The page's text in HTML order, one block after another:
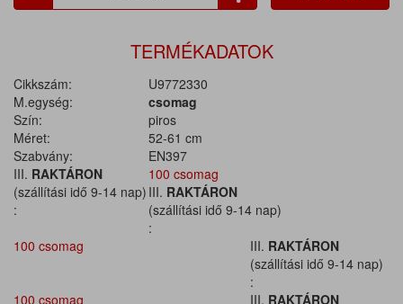
TERMÉKADATOK
Cikkszám:
U9772330
M.egység:
csomag
Szín:
piros
Méret:
52-61 cm
Szabvány:
EN397
III. RAKTÁRON
(szállítási idő 9-14 nap)
:
100 csomag
III. RAKTÁRON
(szállítási idő 9-14 nap)
:
100 csomag
III. RAKTÁRON
(szállítási idő 9-14 nap)
:
100 csomag
III. RAKTÁRON